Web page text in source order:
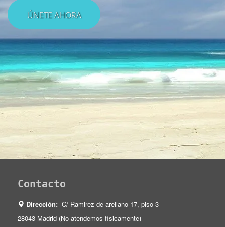
Contacto
Dirección: C/ Ramirez de arellano 17, piso 3
28043 Madrid (No atendemos físicamente)